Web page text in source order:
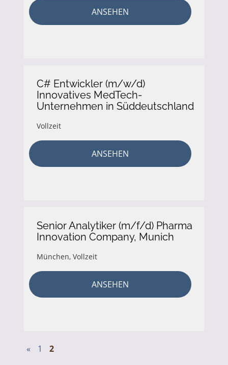
ANSEHEN
C# Entwickler (m/w/d)
Innovatives MedTech-
Unternehmen in Süddeutschland
Vollzeit
ANSEHEN
Senior Analytiker (m/f/d) Pharma
Innovation Company, Munich
München, Vollzeit
ANSEHEN
« 1 2